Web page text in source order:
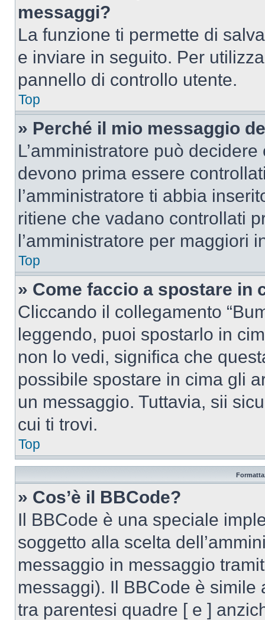
messaggi?
La funzione ti permette di
e inviare in seguito. Per
pannello di controllo utente.
Top
» Perché il mio messaggio
L’amministratore può
devono prima essere
l’amministratore ti abbia
ritiene che vadano controllati
l’amministratore per maggiori
Top
» Come faccio a spostare in
Cliccando il collegamento
leggendo, puoi spostarlo in
non lo vedi, significa che
possibile spostare in cima gli
un messaggio. Tuttavia, sii
cui ti trovi.
Top
» Cos’è il BBCode?
Il BBCode è una speciale
soggetto alla scelta
messaggio in messaggio
messaggi). Il BBCode è simile
tra parentesi quadre [ e ]